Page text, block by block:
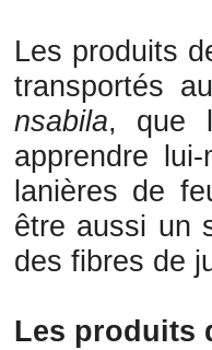
Les produits
transportés
nsabila, que
apprendre
lanières de
être aussi un
des fibres de
Les produits